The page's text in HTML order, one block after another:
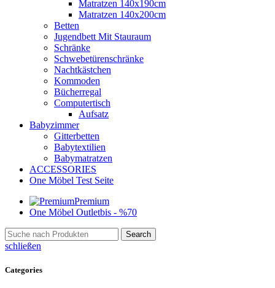
Matratzen 140x190cm
Matratzen 140x200cm
Betten
Jugendbett Mit Stauraum
Schränke
Schwebetürenschränke
Nachtkästchen
Kommoden
Bücherregal
Computertisch
Aufsatz
Babyzimmer
Gitterbetten
Babytextilien
Babymatratzen
ACCESSORIES
One Möbel Test Seite
Premium
One Möbel Outletbis - %70
Search
schließen
Categories